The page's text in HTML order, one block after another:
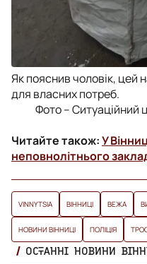
Як пояснив чоловік, цей
для власних потреб.
Фото – Ситуаційний
Читайте також:У
неповнолітнього
VINNYTSIA ВІННИЦІ ВЕЖА
НОВИНИ ВІННИЦІ ПОЛІЦІЯ
ОСТАННІ НОВИНИ